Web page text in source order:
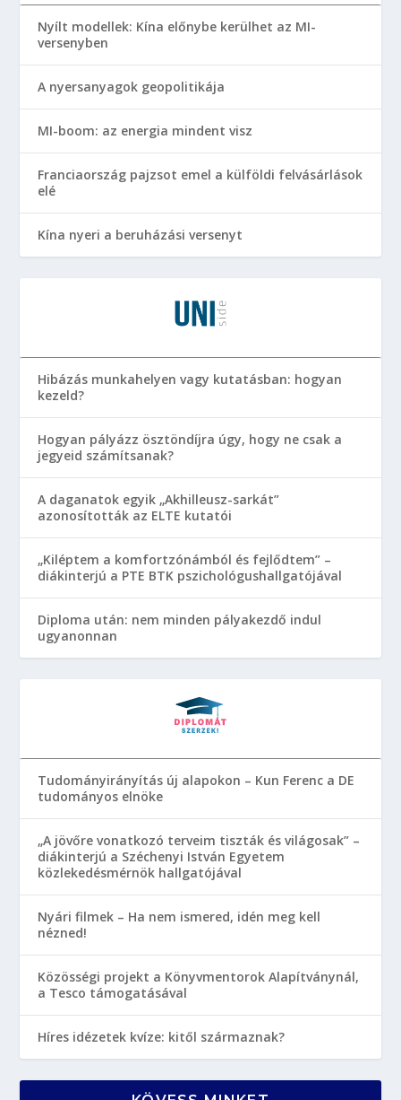
Nyílt modellek: Kína előnybe kerülhet az MI-
versenyben
A nyersanyagok geopolitikája
MI-boom: az energia mindent visz
Franciaország pajzsot emel a külföldi felvásárlások
elé
Kína nyeri a beruházási versenyt
Hibázás munkahelyen vagy kutatásban: hogyan
kezeld?
Hogyan pályázz ösztöndíjra úgy, hogy ne csak a
jegyeid számítsanak?
A daganatok egyik „Akhilleusz-sarkát”
azonosították az ELTE kutatói
„Kiléptem a komfortzónámból és fejlődtem” –
diákinterjú a PTE BTK pszichológushallgatójával
Diploma után: nem minden pályakezdő indul
ugyanonnan
Tudományirányítás új alapokon – Kun Ferenc a DE
tudományos elnöke
„A jövőre vonatkozó terveim tiszták és világosak” –
diákinterjú a Széchenyi István Egyetem
közlekedésmérnök hallgatójával
Nyári filmek – Ha nem ismered, idén meg kell
nézned!
Közösségi projekt a Könyvmentorok Alapítványnál,
a Tesco támogatásával
Híres idézetek kvíze: kitől származnak?